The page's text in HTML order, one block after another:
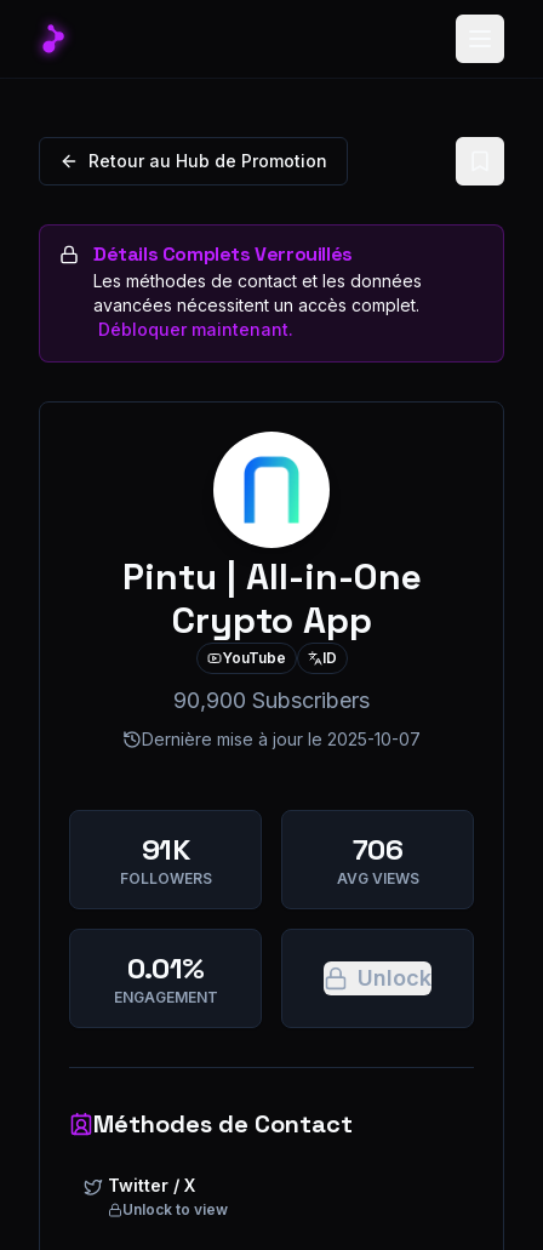
Retour au Hub de Promotion
Détails Complets Verrouillés
Les méthodes de contact et les données
avancées nécessitent un accès complet.
Débloquer maintenant.
Pintu | All-in-One
Crypto App
YouTube ID
90,900 Subscribers
Dernière mise à jour le 2025-10-07
91K
FOLLOWERS
706
AVG VIEWS
0.01%
ENGAGEMENT
Unlock
Méthodes de Contact
Twitter / X
Unlock to view